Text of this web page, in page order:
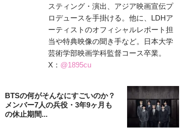
スティング・演出、アジア映画宣伝プ
ロデュースを手掛ける。他に、LDHア
ーティストのオフィシャルレポート担
当や特典映像の聞き手など。日本大学
芸術学部映画学科監督コース卒業。
X： @1895cu
BTSの何がそんなにすごいのか？
メンバー7人の兵役・3年9ヶ月も
の休止期間...